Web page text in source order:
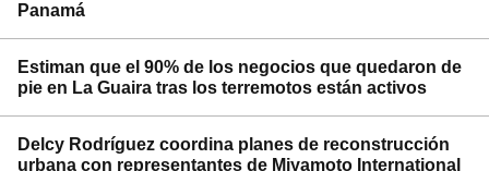
Panamá
Estiman que el 90% de los negocios que quedaron de
pie en La Guaira tras los terremotos están activos
Delcy Rodríguez coordina planes de reconstrucción
urbana con representantes de Miyamoto International